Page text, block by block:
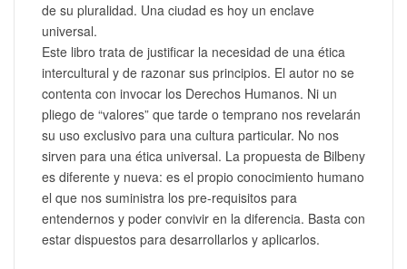
de su pluralidad. Una ciudad es hoy un enclave
universal.
Este libro trata de justificar la necesidad de una ética
intercultural y de razonar sus principios. El autor no se
contenta con invocar los Derechos Humanos. Ni un
pliego de “valores” que tarde o temprano nos revelarán
su uso exclusivo para una cultura particular. No nos
sirven para una ética universal. La propuesta de Bilbeny
es diferente y nueva: es el propio conocimiento humano
el que nos suministra los pre-requisitos para
entendernos y poder convivir en la diferencia. Basta con
estar dispuestos para desarrollarlos y aplicarlos.